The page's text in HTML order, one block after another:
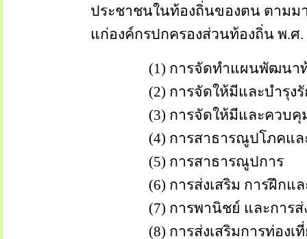
ประชาชนในท้องถิ่นของตน ตาม
แก่องค์กรปกครองส่วนท้องถิ่น พ.ศ.
(1) การจัดทำแผนพัฒนาท้อ
(2) การจัดให้มีและบำรุงรักษ
(3) การจัดให้มีและควบคุมตล
(4) การสาธารณูปโภคและก
(5) การสาธารณูปการ
(6) การส่งเสริม การฝึกและ
(7) การพานิชย์ และการส่งเ
(8) การส่งเสริมการท่องเที่